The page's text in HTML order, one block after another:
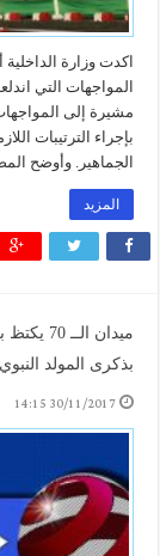
اكدت وزارة
المواجهات التي
مشيرة إلى المواجهات
بإجراء الترتيبات
الجماهير. وأوضح
المزيد
ميدان
بذكرى المولد النبوي
30/11/2017 14:15